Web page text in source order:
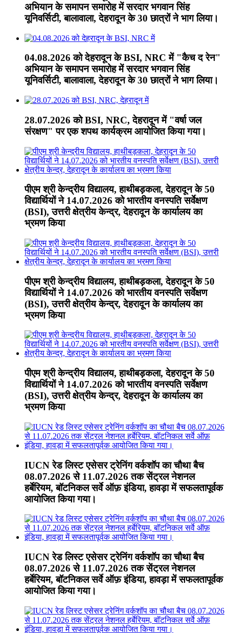
अभियान के समापन समारोह में सरदार भगवान सिंह
यूनिवर्सिटी, बालावाला, देहरादून के 30 छात्रों ने भाग लिया।
04.08.2026 को देहरादून के BSI, NRC में "कैच द रेन"
अभियान के समापन समारोह में सरदार भगवान सिंह
यूनिवर्सिटी, बालावाला, देहरादून के 30 छात्रों ने भाग लिया।
28.07.2026 को BSI, NRC, देहरादून में "वर्षा जल
संरक्षण" पर एक शपथ कार्यक्रम आयोजित किया गया।
पीएम श्री केन्द्रीय विद्यालय, हाथीबड़कला, देहरादून के 50
विद्यार्थियों ने 14.07.2026 को भारतीय वनस्पति सर्वेक्षण
(BSI), उत्तरी क्षेत्रीय केन्द्र, देहरादून के कार्यालय का
भ्रमण किया
पीएम श्री केन्द्रीय विद्यालय, हाथीबड़कला, देहरादून के 50
विद्यार्थियों ने 14.07.2026 को भारतीय वनस्पति सर्वेक्षण
(BSI), उत्तरी क्षेत्रीय केन्द्र, देहरादून के कार्यालय का
भ्रमण किया
पीएम श्री केन्द्रीय विद्यालय, हाथीबड़कला, देहरादून के 50
विद्यार्थियों ने 14.07.2026 को भारतीय वनस्पति सर्वेक्षण
(BSI), उत्तरी क्षेत्रीय केन्द्र, देहरादून के कार्यालय का
भ्रमण किया
IUCN रेड लिस्ट एसेसर ट्रेनिंग वर्कशॉप का चौथा बैच
08.07.2026 से 11.07.2026 तक सेंट्रल नेशनल
हर्बेरियम, बॉटनिकल सर्वे ऑफ़ इंडिया, हावड़ा में सफलतापूर्वक
आयोजित किया गया।
IUCN रेड लिस्ट एसेसर ट्रेनिंग वर्कशॉप का चौथा बैच
08.07.2026 से 11.07.2026 तक सेंट्रल नेशनल
हर्बेरियम, बॉटनिकल सर्वे ऑफ़ इंडिया, हावड़ा में सफलतापूर्वक
आयोजित किया गया।